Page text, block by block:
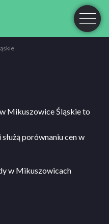
Mikuszowice Śląskie to
porównaniu cen w
w Mikuszowicach